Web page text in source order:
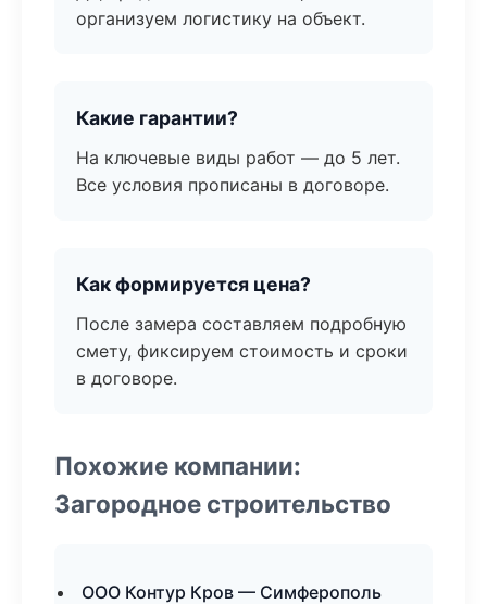
организуем логистику на объект.
Какие гарантии?
На ключевые виды работ — до 5 лет.
Все условия прописаны в договоре.
Как формируется цена?
После замера составляем подробную
смету, фиксируем стоимость и сроки
в договоре.
Похожие компании:
Загородное строительство
ООО Контур Кров — Симферополь